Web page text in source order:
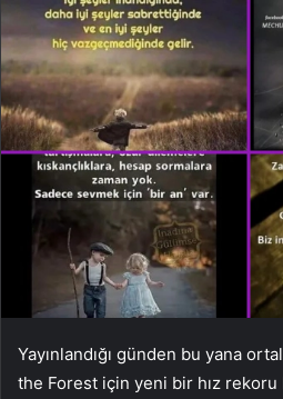
Yayınlandığı günden bu yana
the Forest için yeni bir hız rekoru